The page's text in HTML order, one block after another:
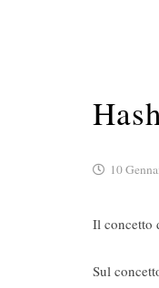
10
Il concetto
Sul